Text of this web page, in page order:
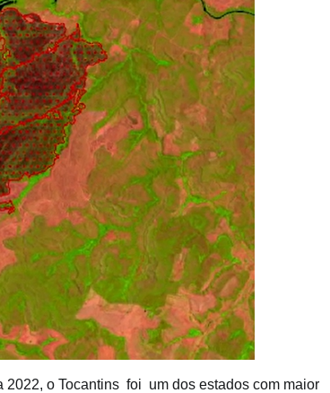
o Tocantins foi um dos estados com maior